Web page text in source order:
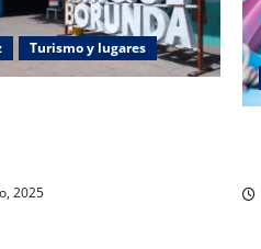
Turismo y lugares
2025